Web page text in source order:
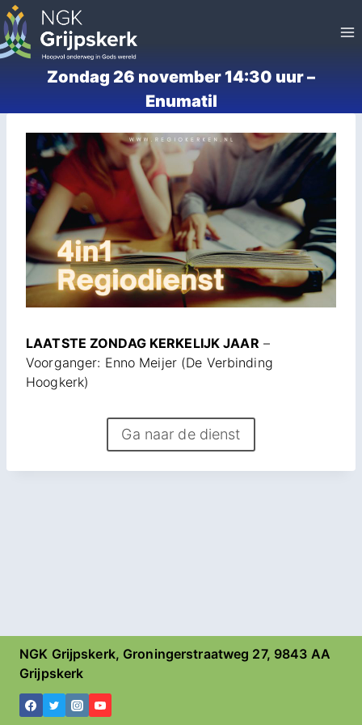
Doorgaan
naar
inhoud
Zondag 26 november 14:30 uur –
Enumatil
LAATSTE ZONDAG KERKELIJK JAAR –
Voorganger: Enno Meijer (De Verbinding
Hoogkerk)
Ga naar de dienst
NGK Grijpskerk, Groningerstraatweg 27, 9843 AA
Grijpskerk